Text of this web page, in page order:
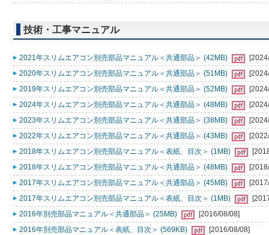
技術・工事マニュアル
2021年スリムエアコン別売部品マニュアル＜共通部品＞ (42MB)
2020年スリムエアコン別売部品マニュアル＜共通部品＞ (51MB)
2019年スリムエアコン別売部品マニュアル＜共通部品＞ (52MB)
2024年スリムエアコン別売部品マニュアル＜共通部品＞ (48MB)
2023年スリムエアコン別売部品マニュアル＜共通部品＞ (38MB)
2022年スリムエアコン別売部品マニュアル＜共通部品＞ (43MB)
2018年スリムエアコン別売部品マニュアル＜表紙、目次＞ (1MB)
2018年スリムエアコン別売部品マニュアル＜共通部品＞ (48MB)
2017年スリムエアコン別売部品マニュアル＜共通部品＞ (45MB)
2017年スリムエアコン別売部品マニュアル＜表紙、目次＞ (1MB)
2016年別売部品マニュアル＜共通部品＞ (25MB)
[2016/08/08]
2016年別売部品マニュアル＜表紙、目次＞ (569KB)
[2016/08/08]